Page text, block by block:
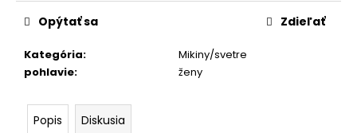
Kategória:
Mikiny/svetre
pohlavie: ženy
Opýtať sa Zdieľať
Popis Diskusia